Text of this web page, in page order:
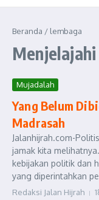
Beranda / lembaga
Mujadalah
Yang Belum
Madrasah
Jalanhijrah.com-
jamak kita
kebijakan politik dan
yang diperintahkan
Redaksi Jalan Hijrah